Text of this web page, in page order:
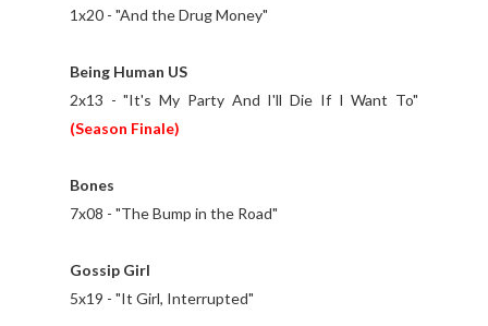
1x20 - "And the Drug Money"
Being Human US
2x13 - "It's My Party And I'll Die If I Want To"
(Season Finale)
Bones
7x08 - "The Bump in the Road"
Gossip Girl
5x19 - "It Girl, Interrupted"